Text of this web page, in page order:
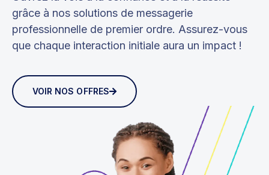
grâce à nos solutions de messagerie
professionnelle de premier ordre. Assurez-vous
que chaque interaction initiale aura un impact !
VOIR NOS OFFRES